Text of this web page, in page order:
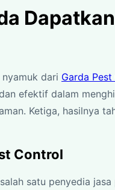
dari Garda
efektif dalam
Ketiga, hasilnya
Control
satu penyedia